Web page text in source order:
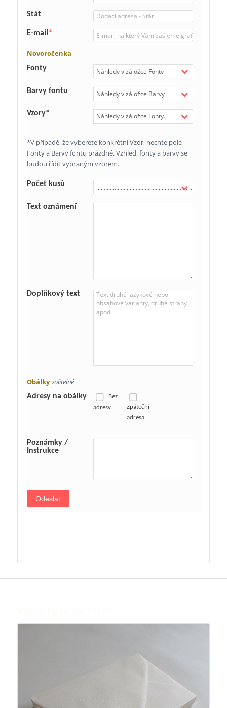
Stát
E-mail*
Novoročenka
Fonty
Barvy fontu
Vzory*
*V případě, že vyberete konkrétní Vzor, nechte pole
Fonty a Barvy fontu prázdné. Vzhled, fonty a barvy se
budou řídit vybraným vzorem.
Počet kusů
Text oznámení
Doplňkový text
Obálkyvolitelné
Adresy na obálky
Bez
adresy
Zpáteční
adresa
Poznámky /
Instrukce
Odeslat